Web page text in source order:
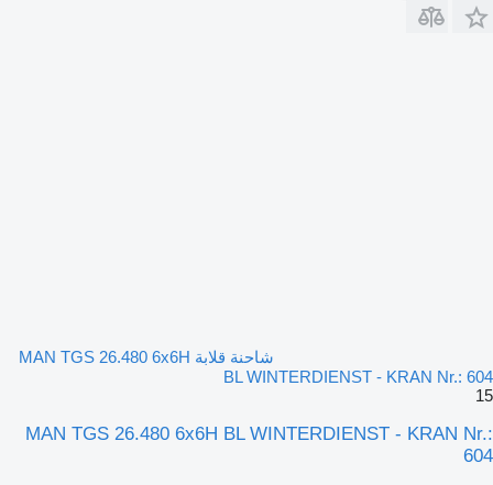
شاحنة قلابة MAN TGS 26.480 6x6H
BL WINTERDIENST - KRAN Nr.: 604
15
MAN TGS 26.480 6x6H BL WINTERDIENST - KRAN Nr.:
604